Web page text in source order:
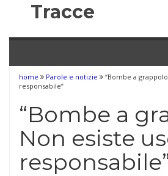
Tracce
home Parole e notizie
“Bombe a
responsabile”
“Bombe a
Non esiste